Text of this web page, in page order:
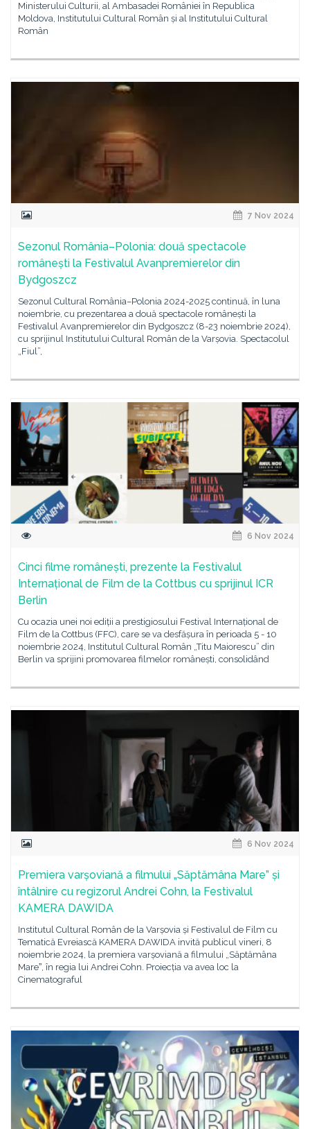
Ministerului Culturii, al Ambasadei României în Republica
Moldova, Institutului Cultural Român și al Institutului Cultural
Român
7 Nov 2024
Sezonul România–Polonia: două spectacole
românești la Festivalul Avanpremierelor din
Bydgoszcz
Sezonul Cultural România–Polonia 2024-2025 continuă, în luna
noiembrie, cu prezentarea a două spectacole românești la
Festivalul Avanpremierelor din Bydgoszcz (8-23 noiembrie 2024),
cu sprijinul Institutului Cultural Român de la Varșovia. Spectacolul
„Fiul”,
6 Nov 2024
Cinci filme românești, prezente la Festivalul
Internațional de Film de la Cottbus cu sprijinul ICR
Berlin
Cu ocazia unei noi ediții a prestigiosului Festival Internațional de
Film de la Cottbus (FFC), care se va desfășura în perioada 5 - 10
noiembrie 2024, Institutul Cultural Român „Titu Maiorescu” din
Berlin va sprijini promovarea filmelor românești, consolidând
6 Nov 2024
Premiera varșoviană a filmului „Săptămâna Mare” și
întâlnire cu regizorul Andrei Cohn, la Festivalul
KAMERA DAWIDA
Institutul Cultural Român de la Varșovia și Festivalul de Film cu
Tematică Evreiască KAMERA DAWIDA invită publicul vineri, 8
noiembrie 2024, la premiera varșoviană a filmului „Săptămâna
Mareˮ, în regia lui Andrei Cohn. Proiecția va avea loc la
Cinematograful